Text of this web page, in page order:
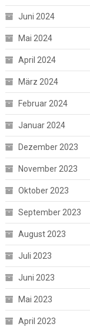
Juni 2024
Mai 2024
April 2024
März 2024
Februar 2024
Januar 2024
Dezember 2023
November 2023
Oktober 2023
September 2023
August 2023
Juli 2023
Juni 2023
Mai 2023
April 2023